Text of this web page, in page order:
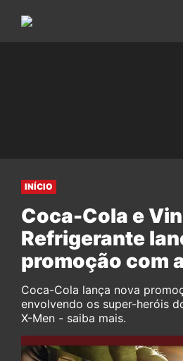
INÍCIO
Coca-Cola e
Refrigerante
promoção com
Coca-Cola lança nova
envolvendo os super-heróis
X-Men - saiba mais.